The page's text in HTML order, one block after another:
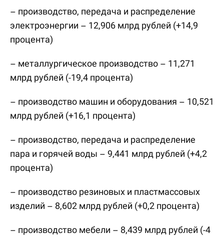
– производство, передача и распределение
электроэнергии – 12,906 млрд рублей (+14,9
процента)
– металлургическое производство – 11,271
млрд рублей (-19,4 процента)
– производство машин и оборудования – 10,521
млрд рублей (+16,1 процента)
– производство, передача и распределение
пара и горячей воды – 9,441 млрд рублей (+4,2
процента)
– производство резиновых и пластмассовых
изделий – 8,602 млрд рублей (+0,2 процента)
– производство мебели – 8,439 млрд рублей (-4